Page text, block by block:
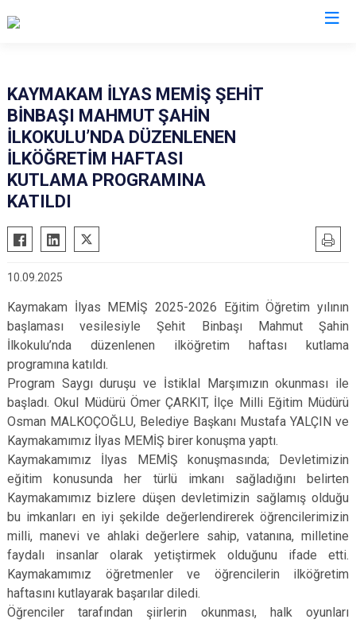
Akkışla
Bünyan
Develi
Felahiye
Hacılar
İncesu
Kocasinan
Özvatan
Sarıoğlan
KAYMAKAM İLYAS MEMİŞ ŞEHİT
BİNBAŞI MAHMUT ŞAHİN
İLKOKULU’NDA DÜZENLENEN
İLKÖĞRETİM HAFTASI
KUTLAMA PROGRAMINA
KATILDI
10.09.2025
Kaymakam İlyas MEMİŞ 2025-2026 Eğitim Öğretim yılının
başlaması vesilesiyle Şehit Binbaşı Mahmut Şahin
İlkokulu’nda düzenlenen ilköğretim haftası kutlama
programına katıldı.
Program Saygı duruşu ve İstiklal Marşımızın okunması ile
başladı. Okul Müdürü Ömer ÇARKIT, İlçe Milli Eğitim Müdürü
Osman MALKOÇOĞLU, Belediye Başkanı Mustafa YALÇIN ve
Kaymakamımız İlyas MEMİŞ birer konuşma yaptı.
Kaymakamımız İlyas MEMİŞ konuşmasında; Devletimizin
eğitim konusunda her türlü imkanı sağladığını belirten
Kaymakamımız bizlere düşen devletimizin sağlamış olduğu
bu imkanları en iyi şekilde değerlendirerek öğrencilerimizin
milli, manevi ve ahlaki değerlere sahip, vatanına, milletine
faydalı insanlar olarak yetiştirmek olduğunu ifade etti.
Kaymakamımız öğretmenler ve öğrencilerin ilköğretim
haftasını kutlayarak başarılar diledi.
Öğrenciler tarafından şiirlerin okunması, halk oyunları